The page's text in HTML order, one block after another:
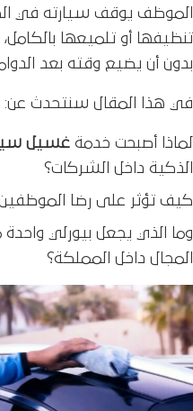
الموظف يوقف سيارته في
تنظيفها أو تلميعها
بدون أن يضيع وقته بعد
في هذا المقال سنتحدث عن:
لماذا أصبحت خدمة غسيل
الذكية داخل الشركات؟
كيف تؤثر على رضا
وما الذي يجعل بيورلي
المجال داخل المملكة؟